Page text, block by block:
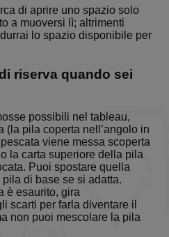
di aprire uno spazio solo
a muoversi lì; altrimenti
lo spazio disponibile per
riserva quando sei
possibili nel tableau,
(la pila coperta nell’angolo in
viene messa scoperta
la carta superiore della pila
Puoi spostare quella
di base se si adatta.
è esaurito, gira
scarti per farla diventare il
non puoi mescolare la pila
accesso
utente tra
.solitalian.it 2 giorni
Gotd
.solitalian.it
1 anno 1
mese
This cookie
stores a
random
card
collections,